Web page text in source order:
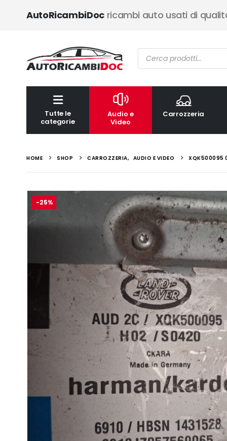
AutoRicambiDocricambi auto usati di
Ricerca
prodotti
Tutte le
categorie
Audio e
Video
Carrozzeria
HOME SHOP CARROZZERIA, AUDIO E VIDEO XQK500095
-25%